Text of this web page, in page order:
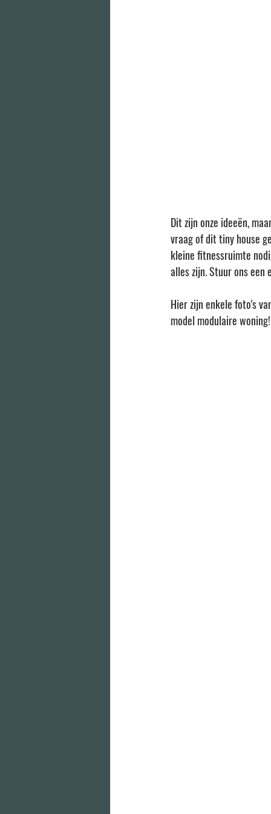
Dit zijn onze ideeën,
vraag of dit tiny house
kleine fitnessruimte
alles zijn. Stuur ons een
Hier zijn enkele foto's
model modulaire woning!